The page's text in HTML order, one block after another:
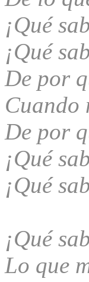
¡Qué
¡Qué
De por
Cuando
De por
¡Qué
¡Qué
¡Qué
Lo que